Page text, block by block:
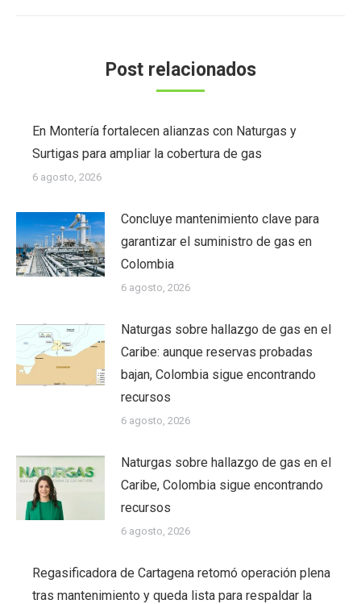
Post relacionados
En Montería fortalecen alianzas con Naturgas y
Surtigas para ampliar la cobertura de gas
6 agosto, 2026
Concluye mantenimiento clave para
garantizar el suministro de gas en
Colombia
6 agosto, 2026
Naturgas sobre hallazgo de gas en el
Caribe: aunque reservas probadas
bajan, Colombia sigue encontrando
recursos
6 agosto, 2026
Naturgas sobre hallazgo de gas en el
Caribe, Colombia sigue encontrando
recursos
6 agosto, 2026
Regasificadora de Cartagena retomó operación plena
tras mantenimiento y queda lista para respaldar la